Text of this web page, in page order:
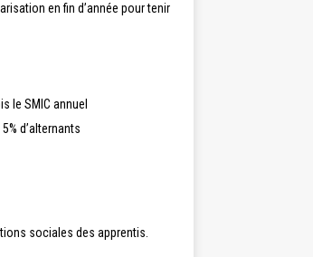
en fin d’année pour tenir
le SMIC annuel
d’alternants
sociales des apprentis.